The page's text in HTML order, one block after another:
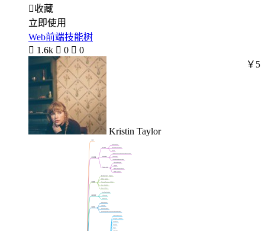
收藏
立即使用
Web前端技能树
 1.6k  0  0
Kristin Taylor
￥5